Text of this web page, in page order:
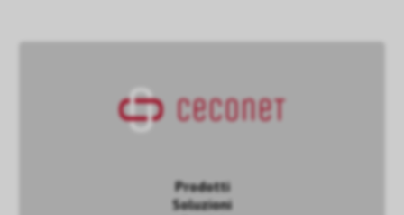
Prodotti
Soluzioni